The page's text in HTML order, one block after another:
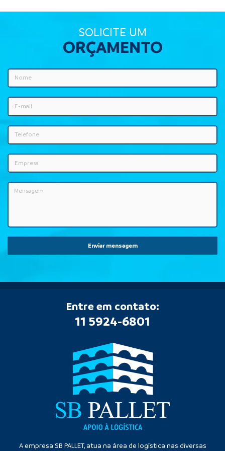
SOLICITE UM
ORÇAMENTO
Enviar mensagem
Entre em contato:
11 5924-6801
A empresa SB PALLET, atua na área de logística nas diversas